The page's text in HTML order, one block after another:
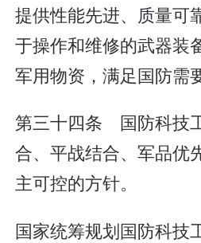
提供性能先进、质量可
于操作和维修的武器装
军用物资，满足国防需要
第三十四条 国防科技
合、平战结合、军品优
主可控的方针。
国家统筹规划国防科技